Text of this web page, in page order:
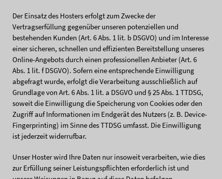
Der Einsatz des Hosters erfolgt zum Zwecke der
Vertragserfüllung gegenüber unseren potenziellen und
bestehenden Kunden (Art. 6 Abs. 1 lit. b DSGVO) und im Interesse
einer sicheren, schnellen und effizienten Bereitstellung unseres
Online-Angebots durch einen professionellen Anbieter (Art. 6
Abs. 1 lit. f DSGVO). Sofern eine entsprechende Einwilligung
abgefragt wurde, erfolgt die Verarbeitung ausschließlich auf
Grundlage von Art. 6 Abs. 1 lit. a DSGVO und § 25 Abs. 1 TTDSG,
soweit die Einwilligung die Speicherung von Cookies oder den
Zugriff auf Informationen im Endgerät des Nutzers (z. B. Device-
Fingerprinting) im Sinne des TTDSG umfasst. Die Einwilligung
ist jederzeit widerrufbar.
Unser Hoster wird Ihre Daten nur insoweit verarbeiten, wie dies
zur Erfüllung seiner Leistungspflichten erforderlich ist und